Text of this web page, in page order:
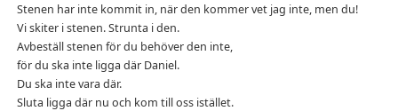
Stenen har inte kommit in, när den kommer vet jag inte, men du!
Vi skiter i stenen. Strunta i den.
Avbeställ stenen för du behöver den inte,
för du ska inte ligga där Daniel.
Du ska inte vara där.
Sluta ligga där nu och kom till oss istället.